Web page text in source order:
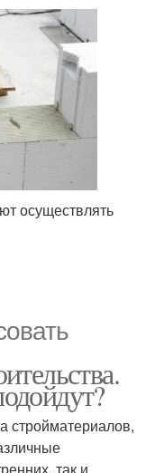
осуществлять
стройматериалов,